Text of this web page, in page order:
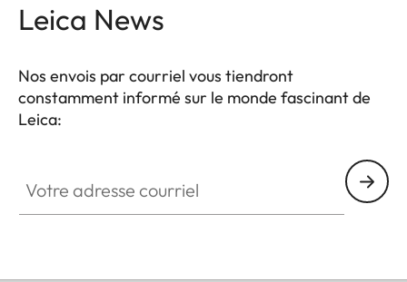
Les acccesoires Q3 :
- Repose pouce
- Cache la griffe flash
- Bouton de déclenchement
Tous ces accessoires sont disponibles en trois
Leica News
Nos envois par courriel vous tiendront
constamment informé sur le monde fascinant de
Leica: